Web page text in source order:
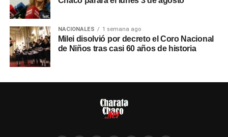
NACIONALES 1 semana ago
Milei disolvió por decreto el Coro Nacional
de Niños tras casi 60 años de historia